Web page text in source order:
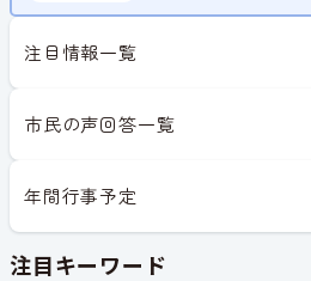
注目情報一覧
市民の声回答一覧
年間行事予定
注目キーワード